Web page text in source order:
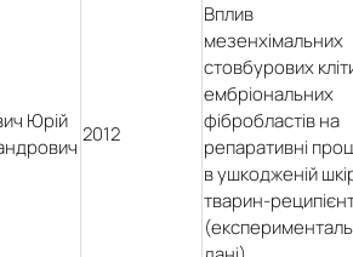
Юрій
2012
Вплив
мезенхімальних
стовбурових
ембріональних
фібробластів на
репаративні
в ушкодженій
тварин-